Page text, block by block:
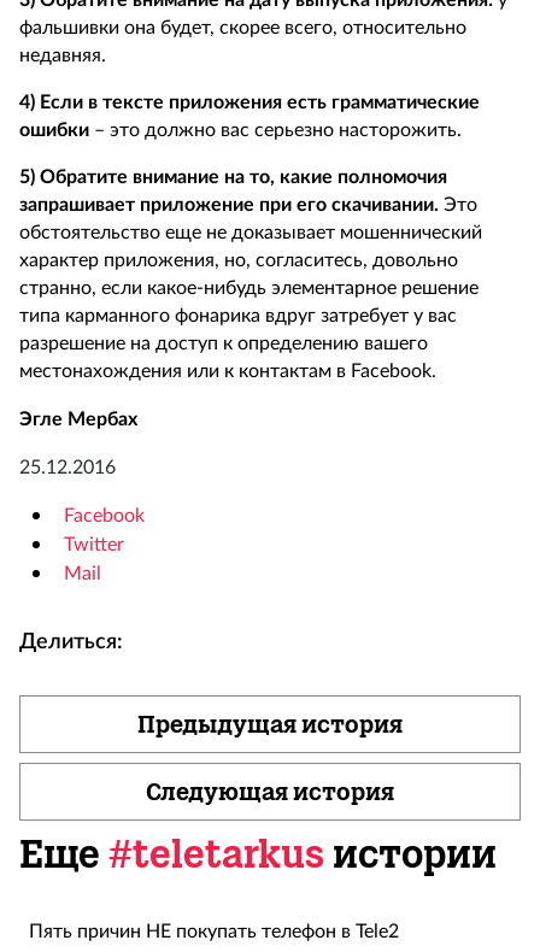
фальшивки она будет, скорее всего, относительно
недавняя.
4) Если в тексте приложения есть грамматические
ошибки – это должно вас серьезно насторожить.
5) Обратите внимание на то, какие полномочия
запрашивает приложение при его скачивании. Это
обстоятельство еще не доказывает мошеннический
характер приложения, но, согласитесь, довольно
странно, если какое-нибудь элементарное решение
типа карманного фонарика вдруг затребует у вас
разрешение на доступ к определению вашего
местонахождения или к контактам в Facebook.
Эгле Мербах
25.12.2016
Facebook
Twitter
Mail
Делиться:
Предыдущая история
Следующая история
Еще #teletarkus истории
Пять причин НЕ покупать телефон в Tele2